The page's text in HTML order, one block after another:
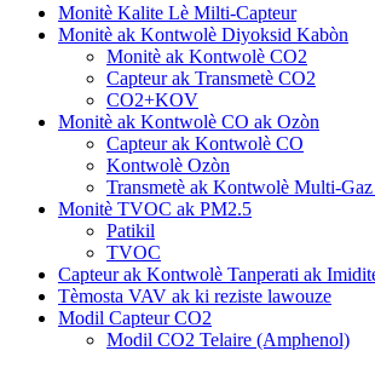
Monitè Kalite Lè Milti-Capteur
Monitè ak Kontwolè Diyoksid Kabòn
Monitè ak Kontwolè CO2
Capteur ak Transmetè CO2
CO2+KOV
Monitè ak Kontwolè CO ak Ozòn
Capteur ak Kontwolè CO
Kontwolè Ozòn
Transmetè ak Kontwolè Multi-
Monitè TVOC ak PM2.5
Patikil
TVOC
Capteur ak Kontwolè Tanperati ak
Tèmosta VAV ak ki reziste lawouze
Modil Capteur CO2
Modil CO2 Telaire (Amphenol)